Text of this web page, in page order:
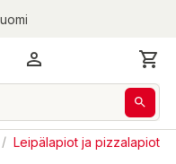
/ Leipälapiot ja pizzalapiot